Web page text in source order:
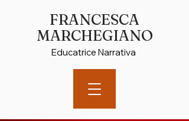
FRANCESCA
MARCHEGIANO
Educatrice Narrativa